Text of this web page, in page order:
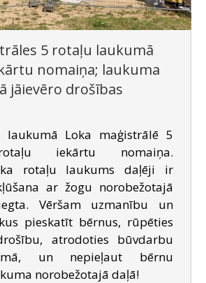
SAZIŅA
5 rotaļu laukumā
nomaiņa; laukuma
jāievēro drošības
laukumā Loka maģistrālē 5
iekārtu nomaiņa.
ka rotaļu laukums daļēji ir
ar žogu norobežotajā
Vēršam uzmanību un
pieskatīt bērnus, rūpēties
atrodoties būvdarbu
un nepieļaut bērnu
norobežotajā daļā!